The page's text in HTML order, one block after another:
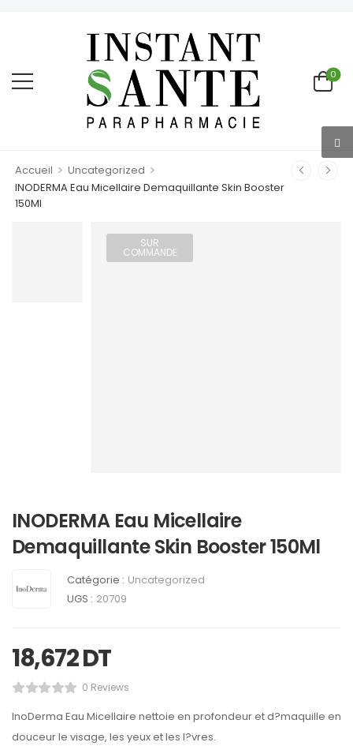
0
Accueil > Uncategorized >
INODERMA Eau Micellaire Demaquillante Skin Booster
150Ml
SUR
COMMANDE
INODERMA Eau Micellaire
Demaquillante Skin Booster 150Ml
Catégorie : Uncategorized
UGS : 20709
18,672DT
0 Reviews
InoDerma Eau Micellaire nettoie en profondeur et d?maquille en
douceur le visage, les yeux et les l?vres.